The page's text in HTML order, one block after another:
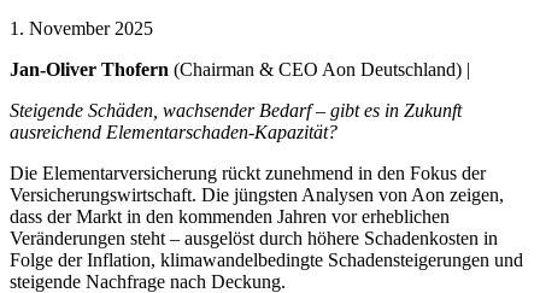
1. November 2025
Jan-Oliver Thofern (Chairman & CEO Aon Deutschland) |
Steigende Schäden, wachsender Bedarf – gibt es in Zukunft
ausreichend Elementarschaden-Kapazität?
Die Elementarversicherung rückt zunehmend in den Fokus der
Versicherungswirtschaft. Die jüngsten Analysen von Aon zeigen,
dass der Markt in den kommenden Jahren vor erheblichen
Veränderungen steht – ausgelöst durch höhere Schadenkosten in
Folge der Inflation, klimawandelbedingte Schadensteigerungen und
steigende Nachfrage nach Deckung.